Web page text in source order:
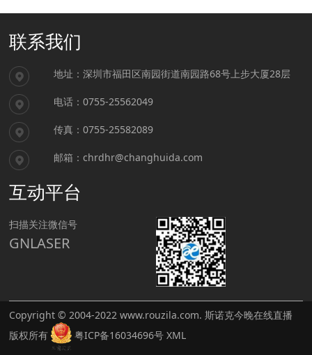
联系我们
地址： 深圳市福田区南园街道南园路68号上步大厦28层
电话： 0755-25562049
传真： 0755-25582089
邮箱： chrdhr@changhuida.com
互动平台
扫描关注微信号
GNLASER
Copyright © 2004-2022www.rouzila.com.斯诺克今晚在线直播
版权所有
粤ICP备16034696号 XML